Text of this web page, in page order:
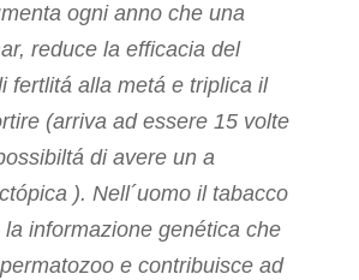
ogni anno che una
reduce la efficacia del
fertlitá alla metá e triplica il
(arriva ad essere 15 volte
di avere un a
). Nell´uomo il tabacco
informazione genética che
e contribuisce ad